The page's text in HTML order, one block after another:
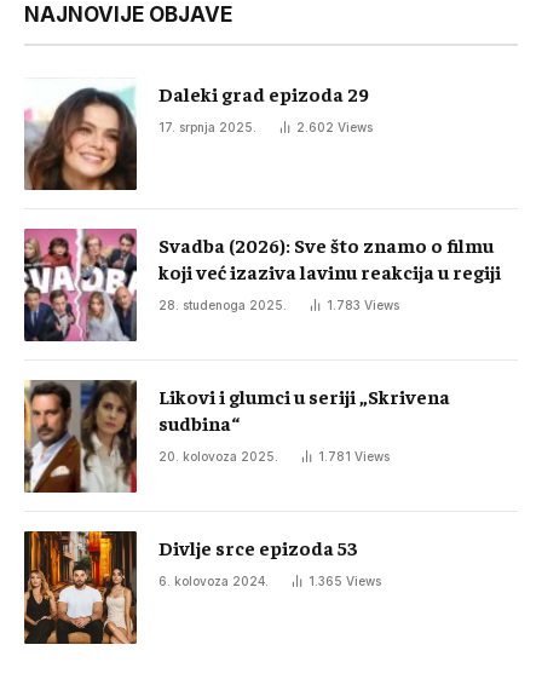
NAJNOVIJE OBJAVE
Daleki grad epizoda 29
17. srpnja 2025. 2.602 Views
Svadba (2026): Sve što znamo o filmu
koji već izaziva lavinu reakcija u regiji
28. studenoga 2025. 1.783 Views
Likovi i glumci u seriji „Skrivena
sudbina“
20. kolovoza 2025. 1.781 Views
Divlje srce epizoda 53
6. kolovoza 2024. 1.365 Views